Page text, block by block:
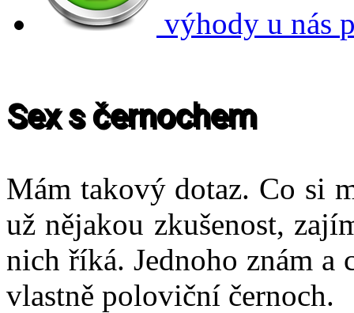
výhody u nás
Sex s černochem
Mám takový dotaz. Co si
už nějakou zkušenost,
nich říká. Jednoho znám
vlastně poloviční černoch.